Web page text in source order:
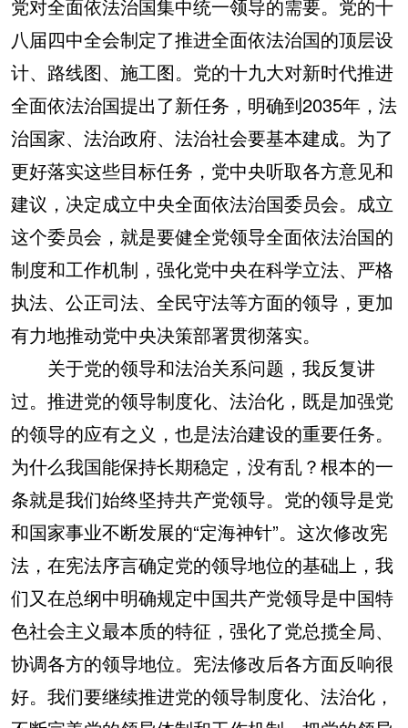
党对全面依法治国集中统一领导的需要。 党的十
八届四中全会制定了推进全面依法治国的顶层设
计、路线图、施工图。党的十九大对新时代推进
全面依法治国提出了新任务，明确到2035年，法
治国家、法治政府、法治社会要基本建成。为了
更好落实这些目标任务，党中央听取各方意见和
建议，决定成立中央全面依法治国委员会。成立
这个委员会，就是要健全党领导全面依法治国的
制度和工作机制，强化党中央在科学立法、严格
执法、公正司法、全民守法等方面的领导，更加
有力地推动党中央决策部署贯彻落实。
关于党的领导和法治关系问题，我反复讲
过。推进党的领导制度化、法治化，既是加强党
的领导的应有之义，也是法治建设的重要任务。
为什么我国能保持长期稳定，没有乱？根本的一
条就是我们始终坚持共产党领导。党的领导是党
和国家事业不断发展的“定海神针”。这次修改宪
法，在宪法序言确定党的领导地位的基础上，我
们又在总纲中明确规定中国共产党领导是中国特
色社会主义最本质的特征，强化了党总揽全局、
协调各方的领导地位。宪法修改后各方面反响很
好。我们要继续推进党的领导制度化、法治化，